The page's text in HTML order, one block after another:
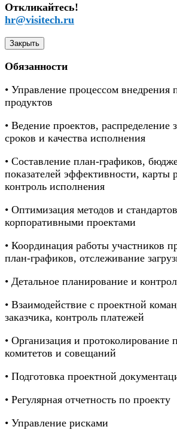
Откликайтесь!
hr@visitech.ru
Закрыть
Обязанности
• Управление процессом внедрения
продуктов
• Ведение проектов, распределение
сроков и качества исполнения
• Составление план-графиков,
показателей эффективности, карты
контроль исполнения
• Оптимизация методов и
корпоративными проектами
• Координация работы участников
план-графиков, отслеживание
• Детальное планирование и
• Взаимодействие с проектной
заказчика, контроль платежей
• Организация и протоколирование
комитетов и совещаний
• Подготовка проектной
• Регулярная отчетность по проекту
• Управление рисками